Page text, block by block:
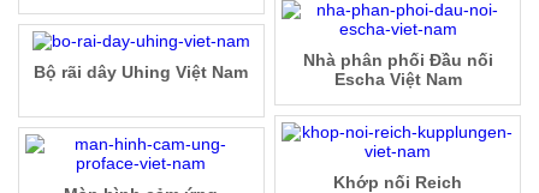
Nhà phân phối Đầu nối
Escha Việt Nam
Bộ rãi dây Uhing Việt Nam
Khớp nối Reich